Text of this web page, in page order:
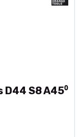
Borra &
S8 A45⁰